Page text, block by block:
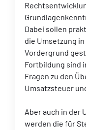
Dabei sollen
die Umsetzung
Vordergrund
Fortbildung sind
Fragen zu den
Umsatzsteuer
Aber auch in der
werden die für